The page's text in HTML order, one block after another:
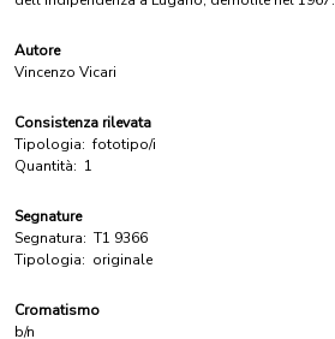
Autore
Vincenzo Vicari
Consistenza rilevata
Tipologia: fototipo/i
Quantità: 1
Segnature
Segnatura: T1 9366
Tipologia: originale
Cromatismo
b/n